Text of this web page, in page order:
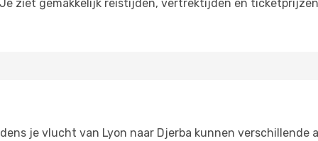
ziet gemakkelijk reistijden, vertrektijden en
je vlucht van Lyon naar Djerba kunnen verschillende